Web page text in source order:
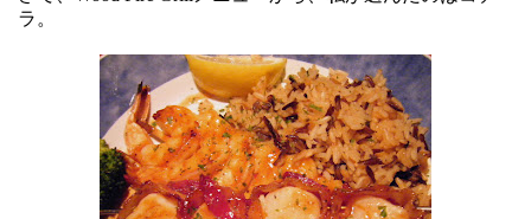
ラ。